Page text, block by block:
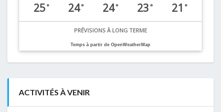
25° 24° 24° 23 ° 21 °
PRÉVISIONS À LONG TERME
Temps à partir de OpenWeatherMap
ACTIVITÉS À VENIR